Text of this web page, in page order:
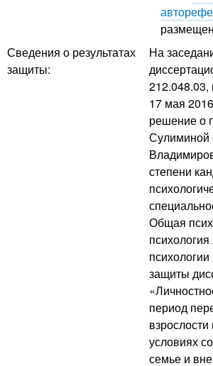
Сведения о результатах
защиты:
На
17 мая
решение о
Сулиминой
степени
Общая
защиты
период
условиях
семье и